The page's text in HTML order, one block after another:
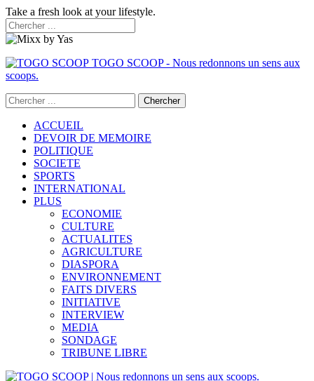
Take a fresh look at your lifestyle.
TOGO SCOOP - Nous redonnons un sens aux
scoops.
ACCUEIL
DEVOIR DE MEMOIRE
POLITIQUE
SOCIETE
SPORTS
INTERNATIONAL
PLUS
ECONOMIE
CULTURE
ACTUALITES
AGRICULTURE
DIASPORA
ENVIRONNEMENT
FAITS DIVERS
INITIATIVE
INTERVIEW
MEDIA
SONDAGE
TRIBUNE LIBRE